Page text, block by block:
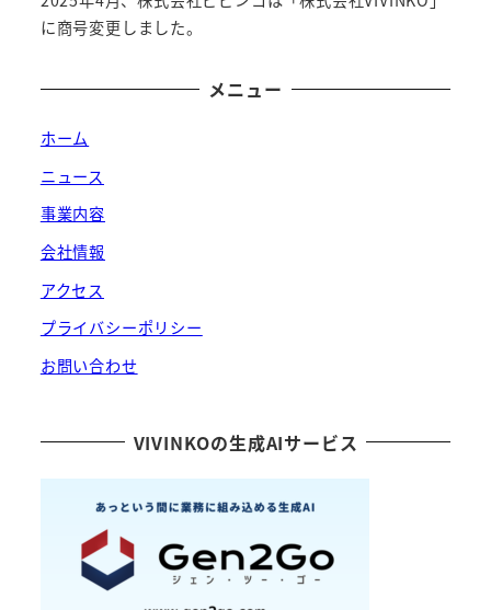
に商号変更しました。
メニュー
ホーム
ニュース
事業内容
会社情報
アクセス
プライバシーポリシー
お問い合わせ
VIVINKOの生成AIサービス